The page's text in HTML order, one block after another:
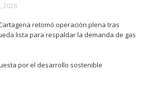
2026
retomó operación plena tras
lista para respaldar la demanda de gas
por el desarrollo sostenible